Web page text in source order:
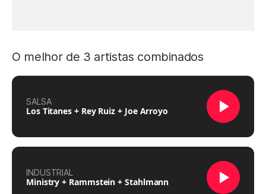
O melhor de 3 artistas combinados
SALSA
Los Titanes + Rey Ruiz + Joe Arroyo
INDUSTRIAL
Ministry + Rammstein + Stahlmann